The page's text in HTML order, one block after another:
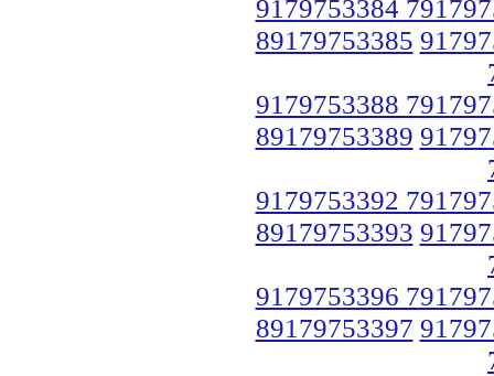
9179753384
89179753385
9179753388
89179753389
9179753392
89179753393
9179753396
89179753397